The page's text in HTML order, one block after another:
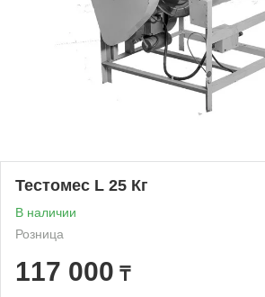
Тестомес L 25 Кг
В наличии
Розница
117 000 ₸